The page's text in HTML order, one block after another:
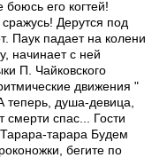
его когтей!
Дерутся под
Паук падает на колени
начинает с ней
П. Чайковского
движения "
душа-девица,
смерти спас... Гости
тарара Будем
бегите по